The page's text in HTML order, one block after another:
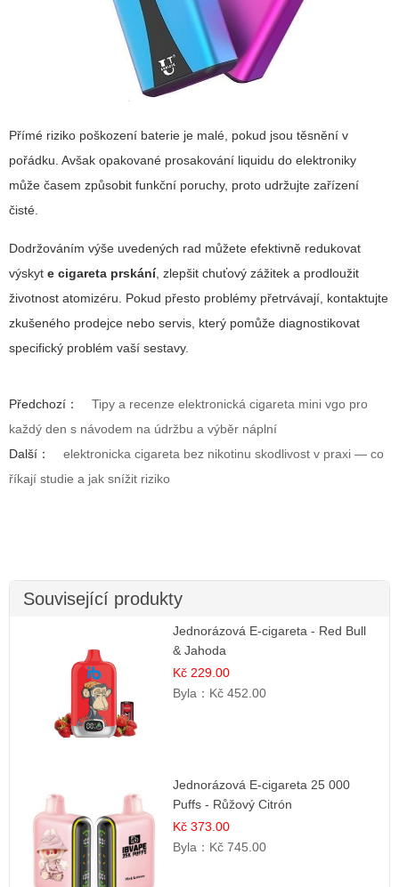
Přímé riziko poškození baterie je malé, pokud jsou těsnění v
pořádku. Avšak opakované prosakování liquidu do elektroniky
může časem způsobit funkční poruchy, proto udržujte zařízení
čisté.
Dodržováním výše uvedených rad můžete efektivně redukovat
výskyt e cigareta prskání, zlepšit chuťový zážitek a prodloužit
životnost atomizéru. Pokud přesto problémy přetrvávají, kontaktujte
zkušeného prodejce nebo servis, který pomůže diagnostikovat
specifický problém vaší sestavy.
Předchozí：
Tipy a recenze elektronická cigareta mini vgo pro
každý den s návodem na údržbu a výběr náplní
Další：
elektronicka cigareta bez nikotinu skodlivost v praxi — co
říkají studie a jak snížit riziko
Související produkty
Jednorázová E-cigareta - Red Bull
& Jahoda
Kč 229.00
Byla： Kč 452.00
Jednorázová E-cigareta 25 000
Puffs - Růžový Citrón
Kč 373.00
Byla： Kč 745.00